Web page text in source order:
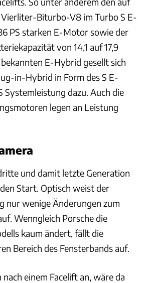
Vierliter-Biturbo-V8 im Turbo S E-
PS starken E-Motor sowie der
von 14,1 auf 17,9
E-Hybrid gesellt sich
in-Hybrid in Form des S E-
Systemleistung dazu. Auch die
legen an Leistung
und damit letzte Generation
Start. Optisch weist der
nur wenige Änderungen zum
Wenngleich Porsche die
kaum ändert, fällt die
Bereich des Fensterbands auf.
nach einem Facelift an, wäre da